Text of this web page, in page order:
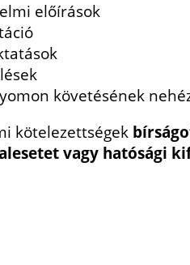
előírások
követésének
kötelezettségek
vagy hatósági